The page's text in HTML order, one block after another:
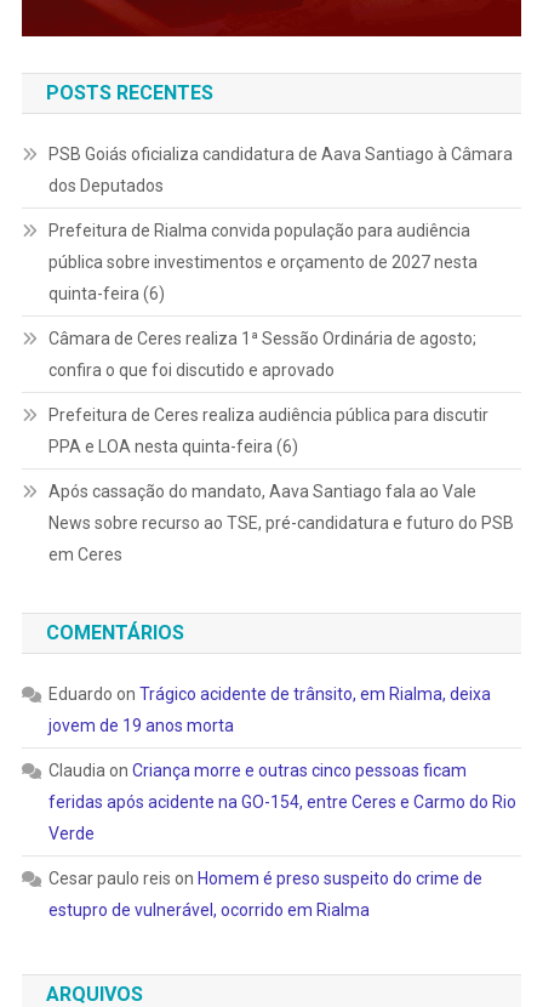
POSTS RECENTES
PSB Goiás oficializa candidatura de Aava Santiago à Câmara
dos Deputados
Prefeitura de Rialma convida população para audiência
pública sobre investimentos e orçamento de 2027 nesta
quinta-feira (6)
Câmara de Ceres realiza 1ª Sessão Ordinária de agosto;
confira o que foi discutido e aprovado
Prefeitura de Ceres realiza audiência pública para discutir
PPA e LOA nesta quinta-feira (6)
Após cassação do mandato, Aava Santiago fala ao Vale
News sobre recurso ao TSE, pré-candidatura e futuro do PSB
em Ceres
COMENTÁRIOS
Eduardo on Trágico acidente de trânsito, em Rialma, deixa
jovem de 19 anos morta
Claudia on Criança morre e outras cinco pessoas ficam
feridas após acidente na GO-154, entre Ceres e Carmo do Rio
Verde
Cesar paulo reis on Homem é preso suspeito do crime de
estupro de vulnerável, ocorrido em Rialma
ARQUIVOS